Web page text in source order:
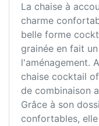
La chaise à
charme
belle forme
grainée en fait
l'aménagement.
chaise cocktail
de combinaison
Grâce à son
confortables,